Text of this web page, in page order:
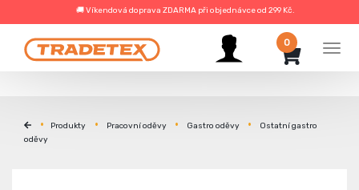
🚚 Víkendová doprava ZDARMA při objednávce od 299 Kč.
0
Produkty Pracovní oděvy Gastro oděvy
Ostatní gastro
oděvy